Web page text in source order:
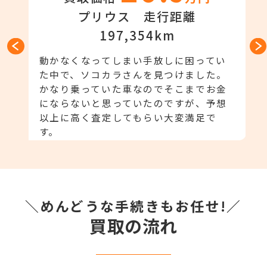
プリウス 走行距離
197,354km
動かなくなってしまい手放しに困ってい
た中で、ソコカラさんを見つけました。
かなり乗っていた車なのでそこまでお金
にならないと思っていたのですが、予想
以上に高く査定してもらい大変満足で
す。
＼めんどうな手続きもお任せ!／
買取の流れ